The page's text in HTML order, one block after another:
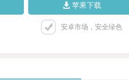
苹果下载
安卓市场，安全绿色